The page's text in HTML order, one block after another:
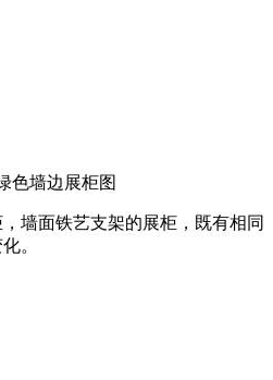
色墙边展柜图
墙面铁艺支架的展柜，既有相同
。